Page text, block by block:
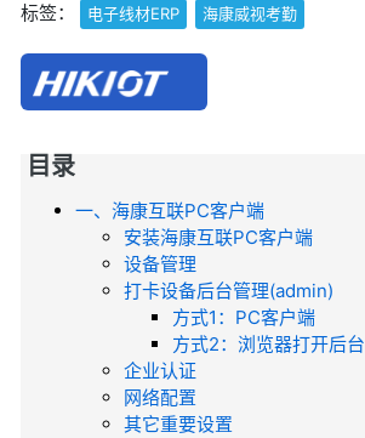
标签： 电子线材ERP 海康威视考勤
目录
一、海康互联PC客户端
安装海康互联PC客户端
设备管理
打卡设备后台管理(admin)
方式1：PC客户端
方式2：浏览器打开后台
企业认证
网络配置
其它重要设置